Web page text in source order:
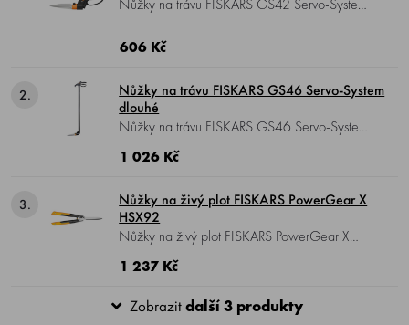
reguluje podle síly potřebné kestřihu chomáče trávy.
svahu. Jeden model nůžek FISKARS
Nůžky na trávu FISKARS GS42 Servo-System ,
606 Kč
2.
Nůžky na trávu FISKARS GS46 Servo-System
dlouhé
Nůžky na trávu FISKARS GS46 Servo-System ,
dlouhé, pro zastřihávání okrajů trávníku, díky
nutnosti ohýbání zad.
1 026 Kč
3.
Nůžky na živý plot FISKARS PowerGear X
HSX92
Nůžky na živý plot FISKARS PowerGear X
HSX92 , s oboustranným převodem, pro
1 237 Kč
Zobrazitdalší 3 produkty